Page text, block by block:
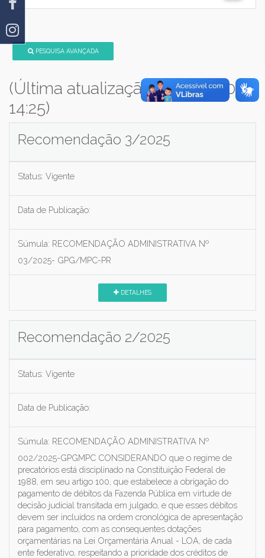
PESQUISA AVANÇADA
(Última atualização: 04/08/2026
14:25)
Recomendação 3/2025
Status: Vigente
Data de Publicação:
Súmula: RECOMENDAÇÃO ADMINISTRATIVA Nº
03/2025- GPG/MPC-PR
DETALHES
Recomendação 2/2025
Status: Vigente
Data de Publicação:
Súmula: RECOMENDAÇÃO ADMINISTRATIVA Nº
002/2025-GPGMPC CONSIDERANDO que o regime de
precatórios está disciplinado na Constituição Federal de
1988, em seu artigo 100, que estabelece a obrigação do
pagamento de débitos da Fazenda Pública em virtude de
decisão judicial transitada em julgado, e que esses débitos
devem ser incluídos na ordem cronológica de apresentação
para pagamento, com as consequentes dotações
orçamentárias na Lei Orçamentária Anual - LOA, de cada
ente federativo, respeitando a prioridade dos créditos de